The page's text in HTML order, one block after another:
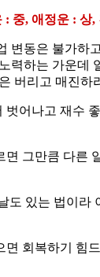
중, 애정운 : 상,
변동은 불가하
력하는 가운데
버리고 매진하
벗어나고 재수
면 그만큼 다른
도 있는 법이라
면 회복하기 힘